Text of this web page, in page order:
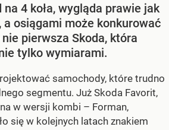
4 koła, wygląda prawie jak
a osiągami może konkurować
pierwsza Skoda, która
tylko wymiarami.
samochody, które trudno
segmentu. Już Skoda Favorit,
w wersji kombi – Forman,
się w kolejnych latach znakiem